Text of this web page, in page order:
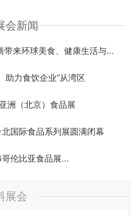
会新闻
来环球美食、健康生活与...
助力食饮企业“从湾区
洲（北京）食品展
国际食品系列展圆满闭幕
伦比亚食品展...
展会